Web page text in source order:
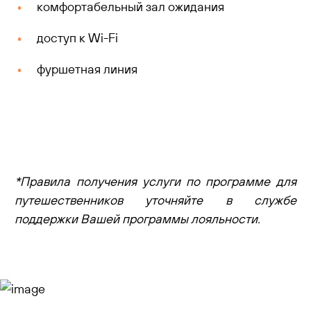
комфортабельный зал ожидания
доступ к Wi-Fi
фуршетная линия
*Правила получения услуги по программе для
путешественников уточняйте в службе
поддержки Вашей программы лояльности.